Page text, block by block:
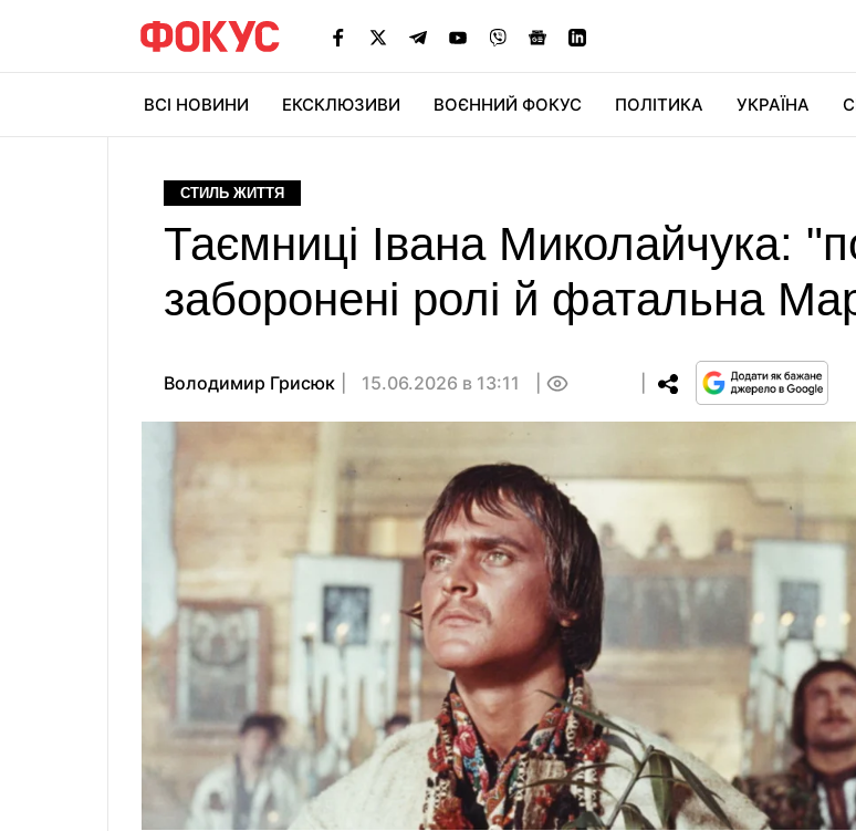
ВСІ НОВИНИ ЕКСКЛЮЗИВИ ВОЄННИЙ ФОКУС ПОЛІТИКА УКРАЇНА
СТИЛЬ ЖИТТЯ
Таємниці Івана Миколайчука:
заборонені ролі й фатальна
Володимир Грисюк 15.06.2026 в 13:11